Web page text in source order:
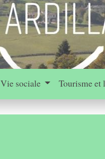
Vie sociale Tourisme et